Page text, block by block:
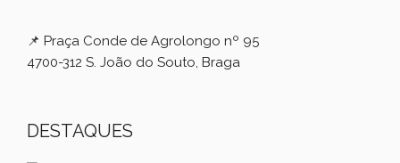
📌 Praça Conde de Agrolongo nº 95
4700-312 S. João do Souto, Braga
DESTAQUES